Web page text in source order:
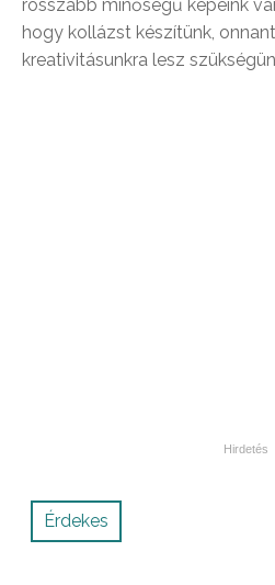
rosszabb minőségű képeink
hogy kollázst készítünk,
kreativitásunkra lesz
Érdekes